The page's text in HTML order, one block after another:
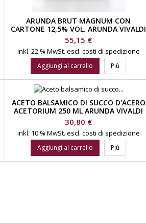
ARUNDA BRUT MAGNUM CON
CARTONE 12,5% VOL. ARUNDA VIVALDI
CANTINA SPUMANTI
Prezzo
55,15 €
inkl. 22 % MwSt. escl. costi di spedizione
Aggiungi al carrello Più
ACETO BALSAMICO DI SUCCO D'ACERO
ACETORIUM 250 ML ARUNDA VIVALDI
CANTINA SPUMANTI
Prezzo
30,80 €
inkl. 10 % MwSt. escl. costi di spedizione
Aggiungi al carrello Più